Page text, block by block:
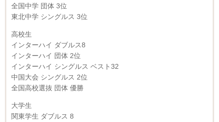
全国中学 団体 3位
東北中学 シングルス 3位
高校生
インターハイ ダブルス8
インターハイ 団体 2位
インターハイ シングルス ベスト32
中国大会 シングルス 2位
全国高校選抜 団体 優勝
大学生
関東学生 ダブルス 8